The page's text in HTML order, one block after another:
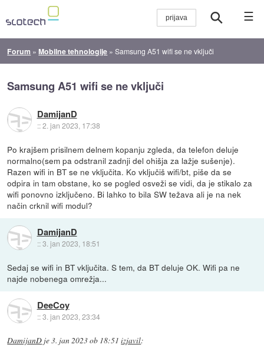
☰
Forum »Mobilne tehnologije »Samsung A51 wifi se ne vključi
Samsung A51 wifi se ne vključi
DamijanD
::2. jan 2023, 17:38
Po krajšem prisilnem delnem kopanju zgleda, da telefon deluje
normalno(sem pa odstranil zadnji del ohišja za lažje sušenje).
Razen wifi in BT se ne vključita. Ko vključiš wifi/bt, piše da se
odpira in tam obstane, ko se pogled osveži se vidi, da je stikalo za
wifi ponovno izključeno. Bi lahko to bila SW težava ali je na nek
način crknil wifi modul?
DamijanD
::3. jan 2023, 18:51
Sedaj se wifi in BT vključita. S tem, da BT deluje OK. Wifi pa ne
najde nobenega omrežja...
DeeCoy
::3. jan 2023, 23:34
DamijanD je3. jan 2023 ob 18:51 izjavil: